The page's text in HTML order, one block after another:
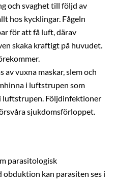
och svaghet till följd av
hos kycklingar. Fågeln
för att få luft, därav
skaka kraftigt på huvudet.
vuxna maskar, slem och
i luftstrupen som
luftstrupen. Följdinfektioner
sjukdomsförloppet.
parasitologisk
kan parasiten ses i